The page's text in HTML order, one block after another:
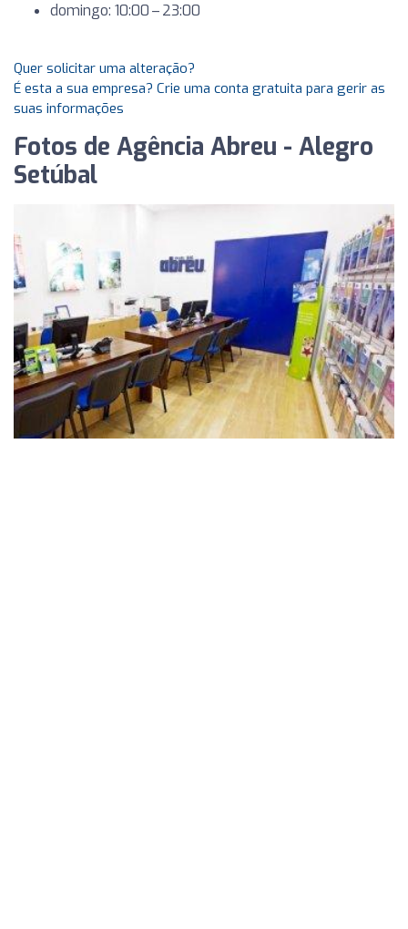
domingo: 10:00 – 23:00
Quer solicitar uma alteração?
É esta a sua empresa? Crie uma conta gratuita para gerir as
suas informações
Fotos de Agência Abreu - Alegro
Setúbal